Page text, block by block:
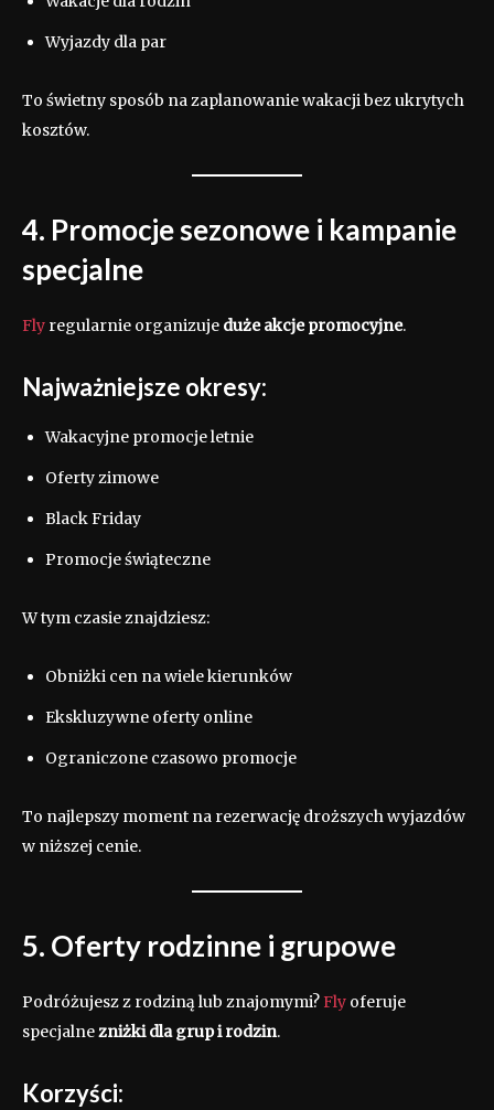
Wyjazdy dla par
To świetny sposób na zaplanowanie wakacji bez ukrytych
kosztów.
4. Promocje sezonowe i kampanie
specjalne
Fly regularnie organizuje duże akcje promocyjne.
Najważniejsze okresy:
Wakacyjne promocje letnie
Oferty zimowe
Black Friday
Promocje świąteczne
W tym czasie znajdziesz:
Obniżki cen na wiele kierunków
Ekskluzywne oferty online
Ograniczone czasowo promocje
To najlepszy moment na rezerwację droższych wyjazdów
w niższej cenie.
5. Oferty rodzinne i grupowe
Podróżujesz z rodziną lub znajomymi?Fly oferuje
specjalnezniżki dla grup i rodzin.
Korzyści: